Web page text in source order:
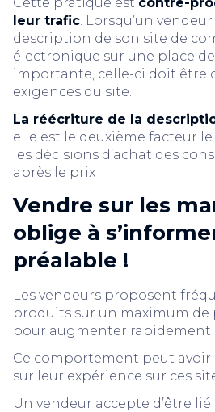
leur trafic. Lorsqu’un
description de son site de
électronique sur une place
importante, celle-ci doit être
exigences du site.
La réécriture de la
elle est le deuxième facteur
les décisions d’achat des
après le prix
Vendre sur les
oblige à
préalable !
Les vendeurs proposent
produits sur un maximum de
pour augmenter rapidement
Ce comportement peut
sur leur expérience sur ces
Un vendeur accepte d’être lié